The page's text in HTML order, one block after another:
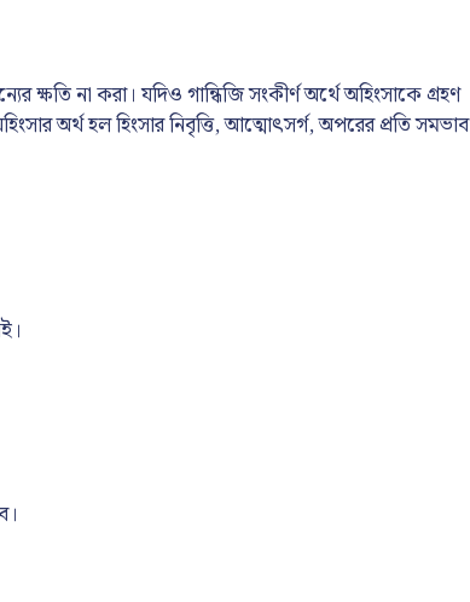
ক্ষতি না করা। যদিও গান্ধিজি সংকীর্ণ অর্থে অহিংসাকে গ্রহণ
অর্থ হল হিংসার নিবৃত্তি, আত্মোৎসর্গ, অপরের প্রতি সমভাব